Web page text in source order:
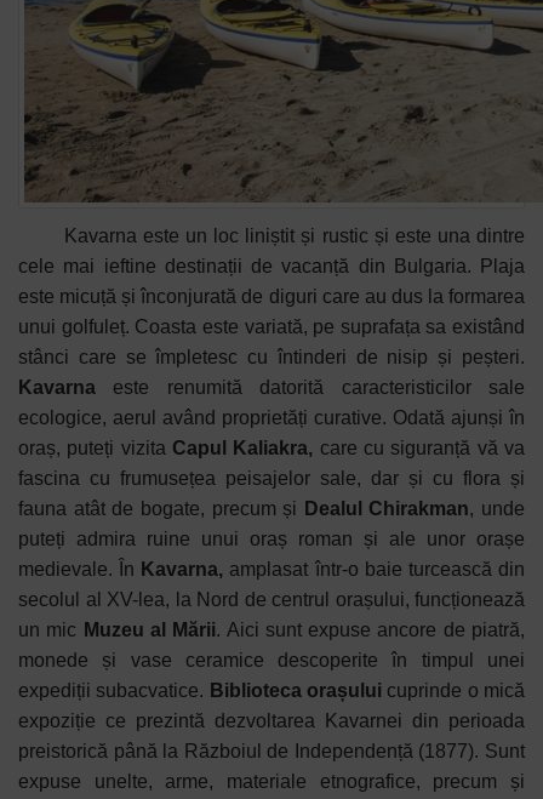
Kavarna este un loc liniștit și rustic și este una dintre
cele mai ieftine destinații de vacanță din Bulgaria. Plaja
este micuță și înconjurată de diguri care au dus la formarea
unui golfuleț. Coasta este variată, pe suprafața sa existând
stânci care se împletesc cu întinderi de nisip și peșteri.
Kavarna este renumită datorită caracteristicilor sale
ecologice, aerul având proprietăți curative. Odată ajunși în
oraș, puteți vizita Capul Kaliakra, care cu siguranță vă va
fascina cu frumusețea peisajelor sale, dar și cu flora și
fauna atât de bogate, precum și Dealul Chirakman, unde
puteți admira ruine unui oraș roman și ale unor orașe
medievale. În Kavarna, amplasat într-o baie turcească din
secolul al XV-lea, la Nord de centrul orașului, funcționează
un mic Muzeu al Mării. Aici sunt expuse ancore de piatră,
monede și vase ceramice descoperite în timpul unei
expediții subacvatice. Biblioteca orașului cuprinde o mică
expoziție ce prezintă dezvoltarea Kavarnei din perioada
preistorică până la Războiul de Independență (1877). Sunt
expuse unelte, arme, materiale etnografice, precum și